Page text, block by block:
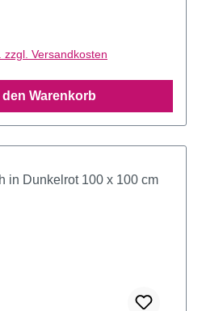
zzgl. Versandkosten
den Warenkorb